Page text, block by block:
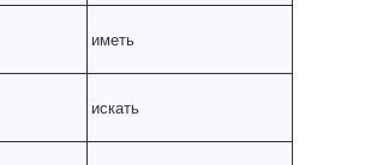
иметь
искать